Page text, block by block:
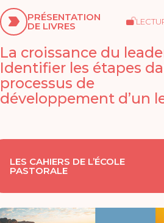
PRÉSENTATION
DE LIVRES
La croissance du
Identifier les étapes
processus de
développement d’un
LES CAHIERS DE L’ÉCOLE
PASTORALE